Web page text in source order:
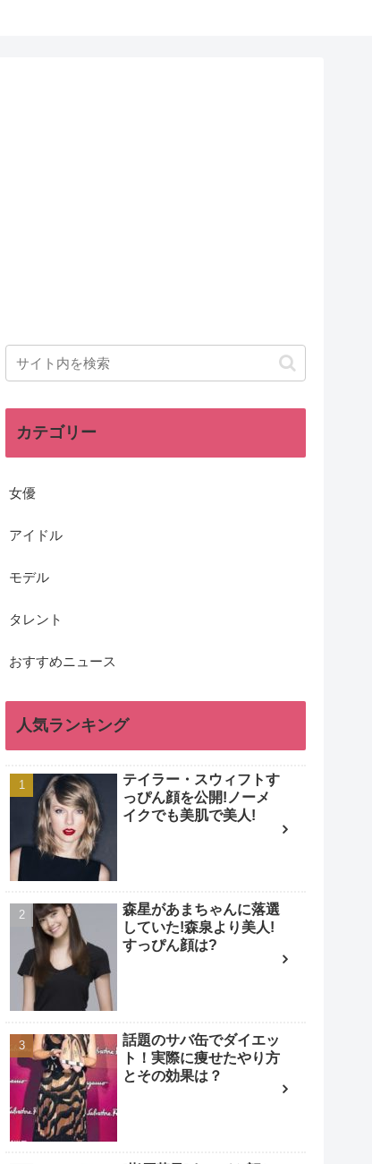
カテゴリー
女優
アイドル
モデル
タレント
おすすめニュース
人気ランキング
テイラー・スウィフトす
っぴん顔を公開!ノーメ
イクでも美肌で美人!
森星があまちゃんに落選
していた!森泉より美人!
すっぴん顔は?
話題のサバ缶でダイエッ
ト！実際に痩せたやり方
とその効果は？